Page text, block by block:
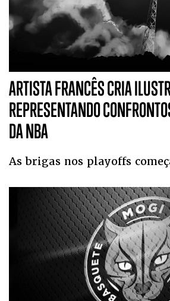
ARTISTA FRANCÊS CRIA
REPRESENTANDO
DA NBA
As brigas nos playoffs